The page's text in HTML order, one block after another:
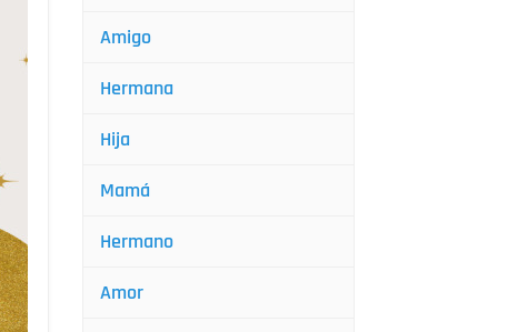
Amigo
Hermana
Hija
Mamá
Hermano
Amor